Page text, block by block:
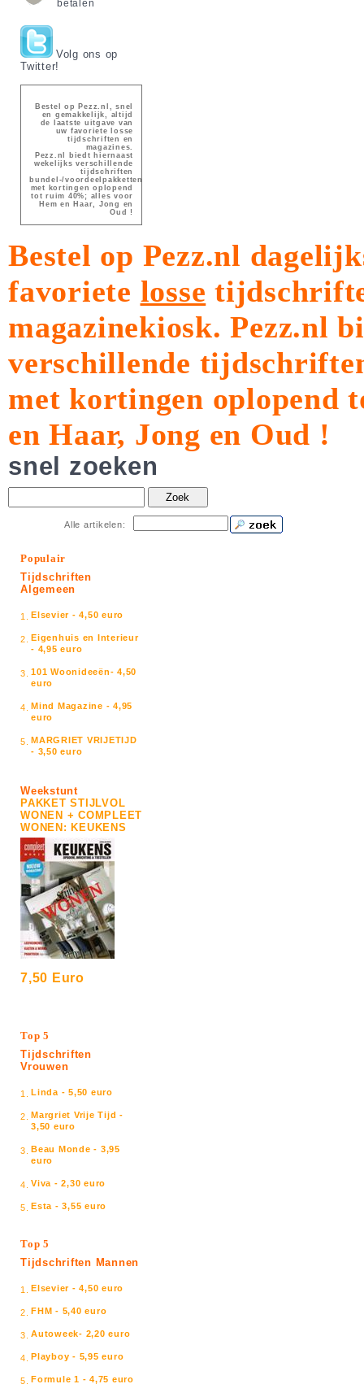
betalen
Volg ons op
Twitter!
Bestel op Pezz.nl, snel
en gemakkelijk, altijd
de laatste uitgave van
uw favoriete losse
tijdschriften en
magazines.
Pezz.nl biedt hiernaast
wekelijks verschillende
tijdschriften
bundel-/voordeelpakketten
met kortingen oplopend
tot ruim 40%; alles voor
Hem en Haar, Jong en
Oud !
Bestel op Pezz.nl
favoriete losse
magazinekiosk.Pezz.nl
verschillende
met kortingen oplopend
en Haar, Jong en Oud !
snel zoeken
Zoek
Alle artikelen:
Populair
Tijdschriften
Algemeen
1. Elsevier - 4,50 euro
2. Eigenhuis en Interieur
- 4,95 euro
3. 101 Woonideeën- 4,50
euro
4. Mind Magazine - 4,95
euro
5. MARGRIET VRIJETIJD
- 3,50 euro
Weekstunt
PAKKET STIJLVOL
WONEN + COMPLEET
WONEN: KEUKENS
7,50 Euro
Top 5
Tijdschriften
Vrouwen
1. Linda - 5,50 euro
2. Margriet Vrije Tijd -
3,50 euro
3. Beau Monde - 3,95
euro
4. Viva - 2,30 euro
5. Esta - 3,55 euro
Top 5
Tijdschriften Mannen
1. Elsevier - 4,50 euro
2. FHM - 5,40 euro
3. Autoweek- 2,20 euro
4. Playboy - 5,95 euro
5. Formule 1 - 4,75 euro